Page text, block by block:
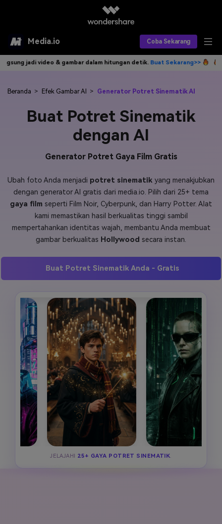
Media.io Coba Sekarang
Alat AI
AI Video
AI Gambar
Model AI yang Didukung
Produk AI
Asisten Video AI
Editor Video AI
Editor Gambar AI
Editor Audio AI
Find More Solutions >>
Efek AI
Efek Foto
Panduan Pengguna Apa yang Baru
FAQs Hubungi Kami
Postingan Terbaru
Jelajahi Lebih Banyak >>
Veo3 TOP
Masuk
hitungan detik.Buat Sekarang>> Tulis idemu, AI langsung jadi
Beranda > Efek Gambar AI > Generator Potret Sinematik AI
Buat Potret Sinematik
dengan AI
Generator Potret Gaya Film Gratis
Ubah foto Anda menjadi potret sinematik yang menakjubkan
dengan generator AI gratis dari media.io. Pilih dari 25+ tema
gaya film seperti Film Noir, Cyberpunk, dan Harry Potter. Alat
kami memastikan hasil berkualitas tinggi sambil
mempertahankan identitas wajah, membantu Anda membuat
gambar berkualitas Hollywood secara instan.
Buat Potret Sinematik Anda - Gratis
JELAJAHI 25+ GAYA POTRET SINEMATIK.